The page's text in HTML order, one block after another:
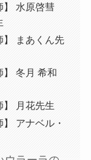
】 水原啓彗
】 まあくん先
】 冬月 希和
】 月花先生
アナベル・